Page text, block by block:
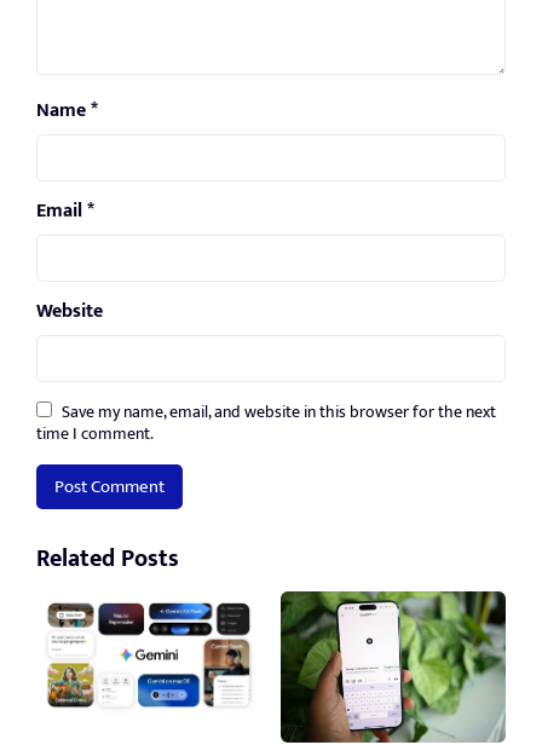
Name*
Email*
Website
Save my name, email, and website in this browser for the next
time I comment.
Related Posts